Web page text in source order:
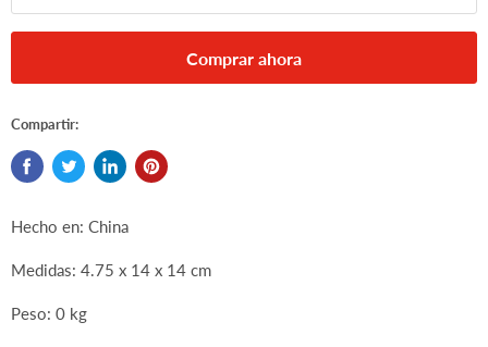
Comprar ahora
Compartir:
Hecho en: China
Medidas: 4.75 x 14 x 14 cm
Peso: 0 kg